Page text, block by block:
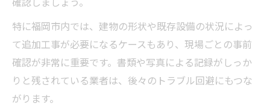
特に福岡市内では、建物の形状や既存設備の状況によっ
て追加工事が必要になるケースもあり、現場ごとの事前
確認が非常に重要です。書類や写真による記録がしっか
りと残されている業者は、後々のトラブル回避にもつな
がります。